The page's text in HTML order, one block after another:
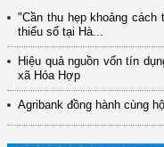
"Cần thu hẹp khoảng cách
thiểu số tại Hà...
Hiệu quả nguồn vốn tín
xã Hóa Hợp
Agribank đồng hành cùng